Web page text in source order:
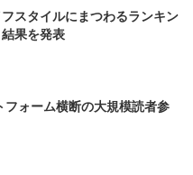
スタイルにまつわるランキン
果を発表
ォーム横断の大規模読者参